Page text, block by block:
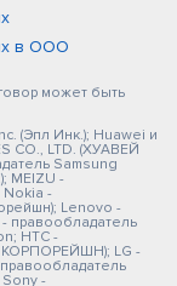
в ООО
может быть
(Эпл Инк.); Huawei и
CO., LTD. (ХУАВЕЙ
Samsung
MEIZU -
Nokia -
Lenovo -
правообладатель
HTC -
КОРПОРЕЙШН); LG -
-